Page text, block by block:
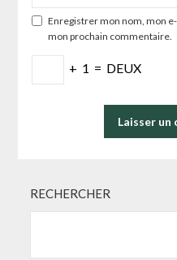
Enregistrer mon nom, mon
mon prochain commentaire.
+ 1 = DEUX
RECHERCHER